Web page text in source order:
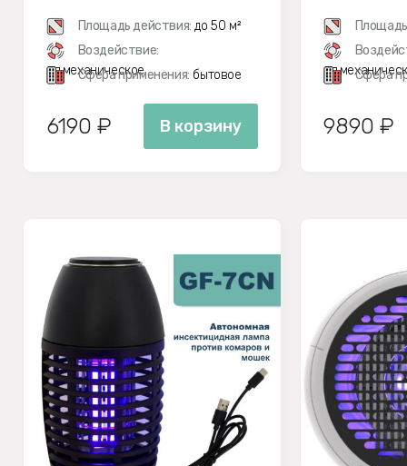
Площадь действия: до 50 м²
Воздействие:
эл.механическое
Сфера применения: бытовое
6190 ₽ В корзину
Сфера
9890 ₽